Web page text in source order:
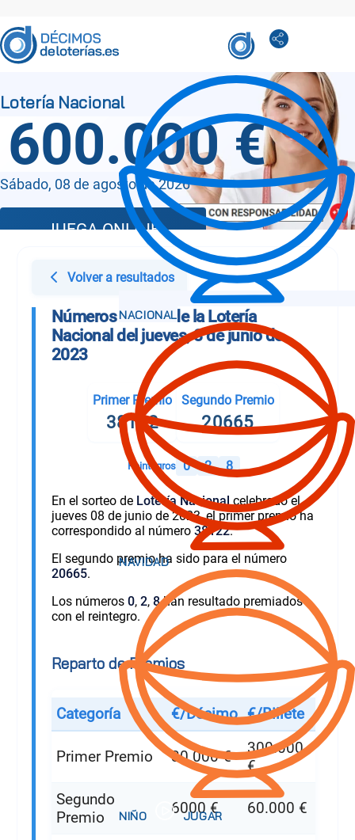
Volver a resultados
Números Sorteo de la Lotería
Nacional del jueves, 8 de junio de
2023
Primer Premio
38122
Segundo Premio
20665
Reintegros 0 2 8
En el sorteo de Lotería Nacionalcelebrado el
jueves 08 de junio de 2023, el primer premio ha
correspondido al número 38122.
El segundo premio ha sido para el número
20665.
Los números 0, 2, 8han resultado premiados
con el reintegro.
Reparto de Premios
Categoría €/Décimo €/Billete
Primer Premio 30.000 €
300.000
€
Segundo
Premio
6000 € 60.000 €
600.000 €
Sábado, 08 de agosto de 2026
JUEGA ONLINE